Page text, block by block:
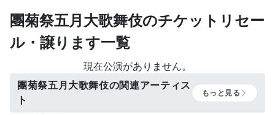
團菊祭五月大歌舞伎のチケットリセー
ル・譲ります一覧
現在公演がありません。
團菊祭五月大歌舞伎の関連アーティス
ト
もっと見る